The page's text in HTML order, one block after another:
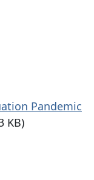
Pandemic
KB)